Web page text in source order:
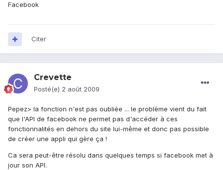
Facebook
Citer
Crevette
Posté(e) 2 août 2009
Pepez> la fonction n'est pas oubliée ... le problème vient du fait
que l'API de facebook ne permet pas d'accéder à ces
fonctionnalités en dehors du site lui-même et donc pas possible
de créer une appli qui gère ça !
Ca sera peut-être résolu dans quelques temps si facebook met à
jour son API.